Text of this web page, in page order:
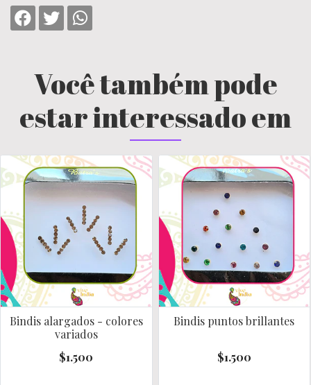
Você também pode
estar interessado em
Bindis alargados - colores
variados
$1.500
Bindis puntos brillantes
$1.500